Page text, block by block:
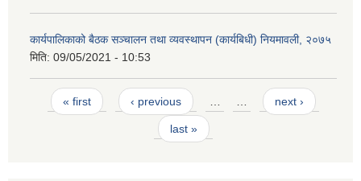
कार्यपालिकाको बैठक सञ्चालन तथा व्यवस्थापन (कार्यबिधी) नियमावली, २०७५
मिति: 09/05/2021 - 10:53
Pages
« first ‹ previous next ›
last »